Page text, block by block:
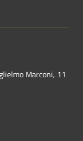
Marconi, 11